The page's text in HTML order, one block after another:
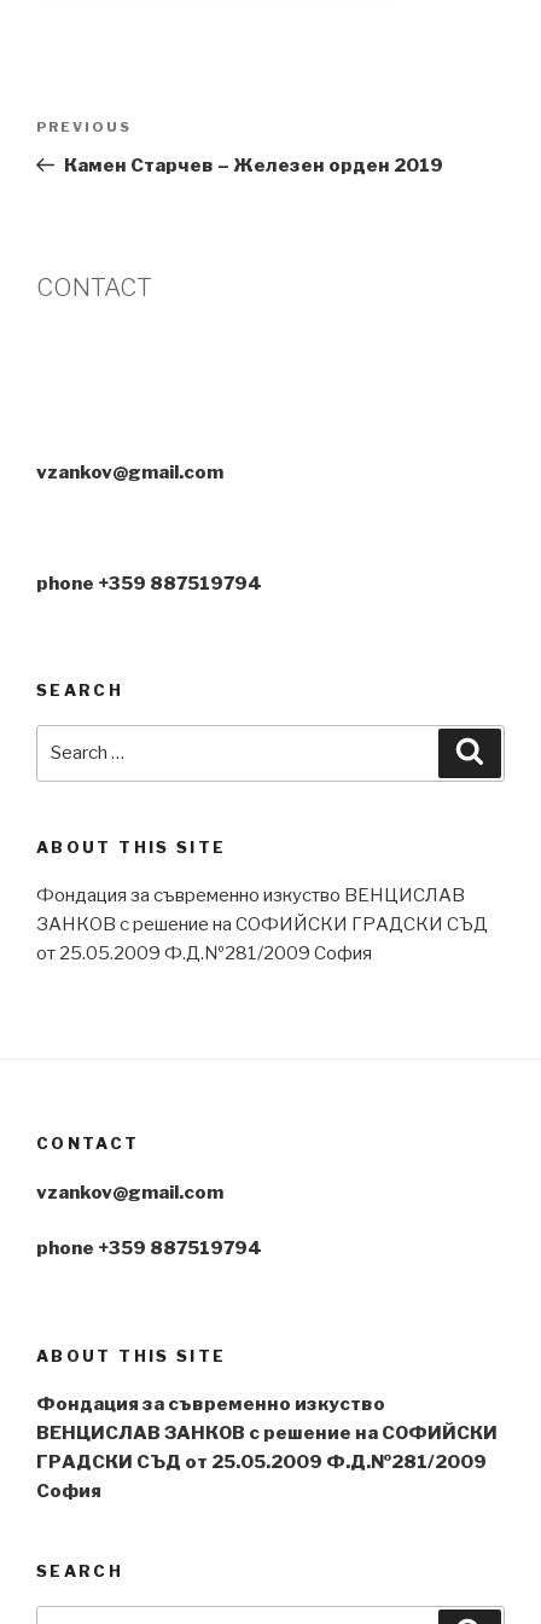
Previous
Post
PREVIOUS
Камен Старчев – Железен орден 2019
CONTACT
vzankov@gmail.com
phone +359 887519794
SEARCH
ABOUT THIS SITE
Фондация за съвременно изкуство ВЕНЦИСЛАВ
ЗАНКОВ с решение на СОФИЙСКИ ГРАДСКИ СЪД
от 25.05.2009 Ф.Д.№281/2009 София
CONTACT
vzankov@gmail.com
phone +359 887519794
ABOUT THIS SITE
Фондация за съвременно изкуство
ВЕНЦИСЛАВ ЗАНКОВ с решение на СОФИЙСКИ
ГРАДСКИ СЪД от 25.05.2009 Ф.Д.№281/2009
София
SEARCH